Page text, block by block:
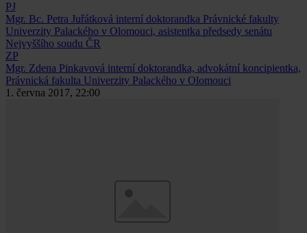
PJ
Mgr. Bc. Petra Juřátková interní doktorandka Právnické fakulty
Univerzity Palackého v Olomouci, asistentka předsedy senátu
Nejvyššího soudu ČR
ZP
Mgr. Zdena Pinkavová interní doktorandka, advokátní koncipientka,
Právnická fakulta Univerzity Palackého v Olomouci
1. června 2017, 22:00